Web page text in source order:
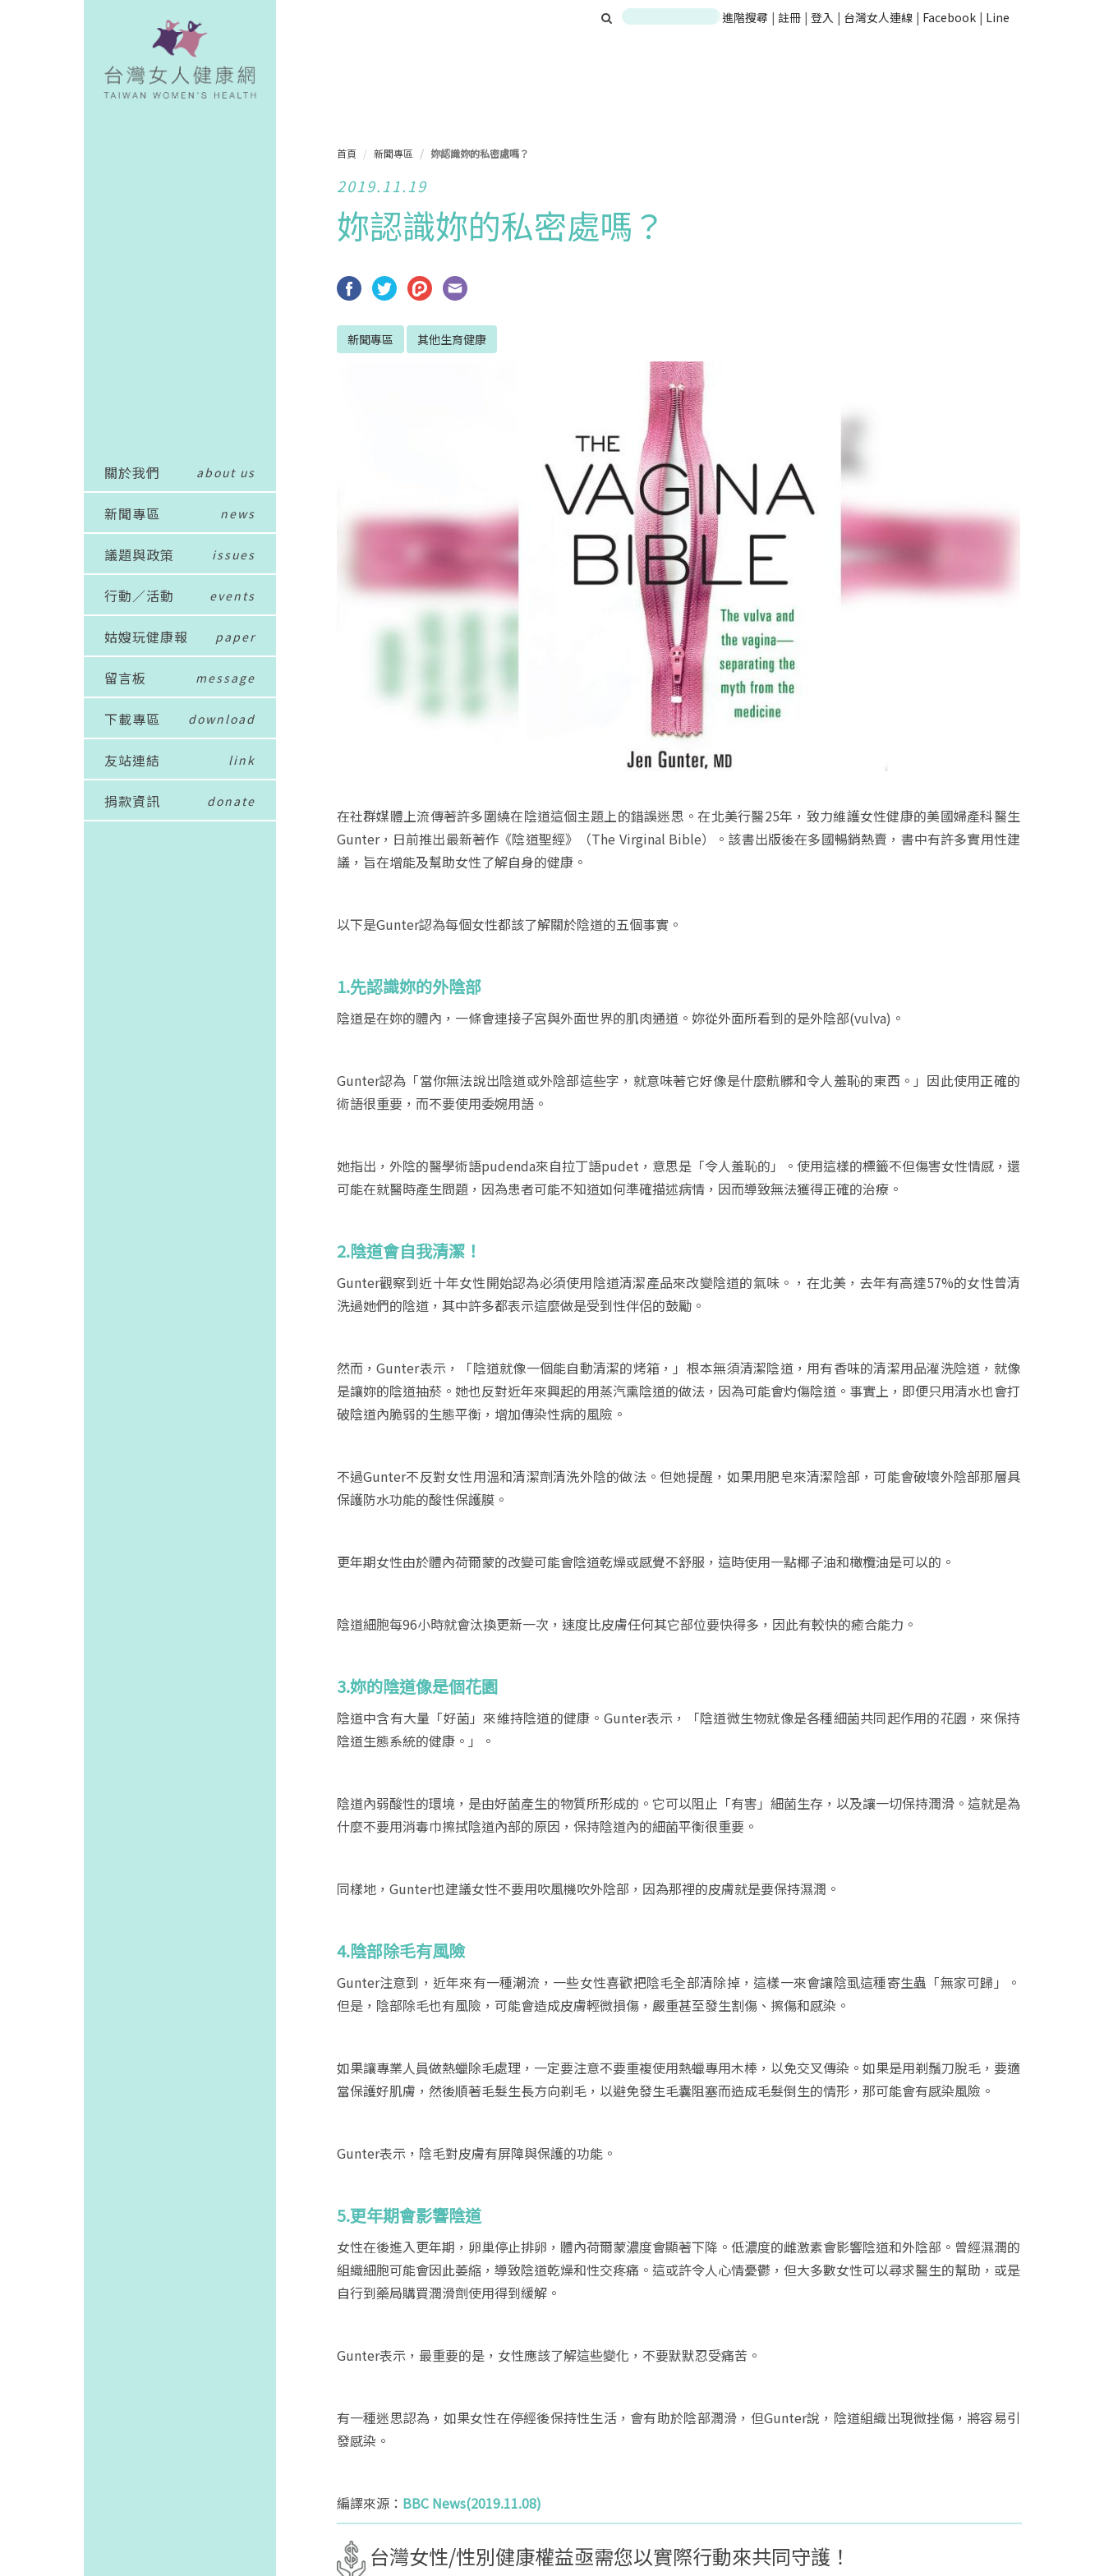
進階搜尋 | 註冊 | 登入 | 台灣女人連線 | Facebook | Line
關於我們 about us
新聞專區 news
議題與政策 issues
行動／活動 events
姑嫂玩健康報 paper
留言板 message
下載專區 download
友站連結 link
捐款資訊 donate
首頁 新聞專區 妳認識妳的私密處嗎？
2019.11.19
妳認識妳的私密處嗎？
新聞專區 其他生育健康
在社群媒體上流傳著許多圍繞在陰道這個主題上的錯誤迷思。在北美行醫25年，致力維護女性健康的美國婦產科醫生
Gunter，日前推出最新著作《陰道聖經》（The Virginal Bible）。該書出版後在多國暢銷熱賣，書中有許多實用性建
議，旨在增能及幫助女性了解自身的健康。
以下是Gunter認為每個女性都該了解關於陰道的五個事實。
1.先認識妳的外陰部
陰道是在妳的體內，一條會連接子宮與外面世界的肌肉通道。妳從外面所看到的是外陰部(vulva)。
Gunter認為「當你無法說出陰道或外陰部這些字，就意味著它好像是什麼骯髒和令人羞恥的東西。」因此使用正確的
術語很重要，而不要使用委婉用語。
她指出，外陰的醫學術語pudenda來自拉丁語pudet，意思是「令人羞恥的」。使用這樣的標籤不但傷害女性情感，還
可能在就醫時產生問題，因為患者可能不知道如何準確描述病情，因而導致無法獲得正確的治療。
2.陰道會自我清潔！
Gunter觀察到近十年女性開始認為必須使用陰道清潔產品來改變陰道的氣味。，在北美，去年有高達57%的女性曾清
洗過她們的陰道，其中許多都表示這麼做是受到性伴侶的鼓勵。
然而，Gunter表示，「陰道就像一個能自動清潔的烤箱，」根本無須清潔陰道，用有香味的清潔用品灌洗陰道，就像
是讓妳的陰道抽菸。她也反對近年來興起的用蒸汽熏陰道的做法，因為可能會灼傷陰道。事實上，即便只用清水也會打
破陰道內脆弱的生態平衡，增加傳染性病的風險。
不過Gunter不反對女性用溫和清潔劑清洗外陰的做法。但她提醒，如果用肥皂來清潔陰部，可能會破壞外陰部那層具
保護防水功能的酸性保護膜。
更年期女性由於體內荷爾蒙的改變可能會陰道乾燥或感覺不舒服，這時使用一點椰子油和橄欖油是可以的。
陰道細胞每96小時就會汰換更新一次，速度比皮膚任何其它部位要快得多，因此有較快的癒合能力。
3.妳的陰道像是個花園
陰道中含有大量「好菌」來維持陰道的健康。Gunter表示，「陰道微生物就像是各種細菌共同起作用的花園，來保持
陰道生態系統的健康。」。
陰道內弱酸性的環境，是由好菌產生的物質所形成的。它可以阻止「有害」細菌生存，以及讓一切保持潤滑。這就是為
什麼不要用消毒巾擦拭陰道內部的原因，保持陰道內的細菌平衡很重要。
同樣地，Gunter也建議女性不要用吹風機吹外陰部，因為那裡的皮膚就是要保持濕潤。
4.陰部除毛有風險
Gunter注意到，近年來有一種潮流，一些女性喜歡把陰毛全部清除掉，這樣一來會讓陰虱這種寄生蟲「無家可歸」。
但是，陰部除毛也有風險，可能會造成皮膚輕微損傷，嚴重甚至發生割傷、擦傷和感染。
如果讓專業人員做熱蠟除毛處理，一定要注意不要重複使用熱蠟專用木棒，以免交叉傳染。如果是用剃鬚刀脫毛，要適
當保護好肌膚，然後順著毛髮生長方向剃毛，以避免發生毛囊阻塞而造成毛髮倒生的情形，那可能會有感染風險。
Gunter表示，陰毛對皮膚有屏障與保護的功能。
5.更年期會影響陰道
女性在後進入更年期，卵巢停止排卵，體內荷爾蒙濃度會顯著下降。低濃度的雌激素會影響陰道和外陰部。曾經濕潤的
組織細胞可能會因此萎縮，導致陰道乾燥和性交疼痛。這或許令人心情憂鬱，但大多數女性可以尋求醫生的幫助，或是
自行到藥局購買潤滑劑使用得到緩解。
Gunter表示，最重要的是，女性應該了解這些變化，不要默默忍受痛苦。
有一種迷思認為，如果女性在停經後保持性生活，會有助於陰部潤滑，但Gunter說，陰道組織出現微挫傷，將容易引
發感染。
編譯來源： BBC News(2019.11.08)
台灣女性/性別健康權益亟需您以實際行動來共同守護！